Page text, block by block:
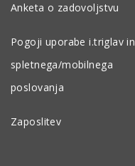
Anketa o zadovoljstvu
Pogoji uporabe i.triglav in
spletnega/mobilnega
poslovanja
Zaposlitev